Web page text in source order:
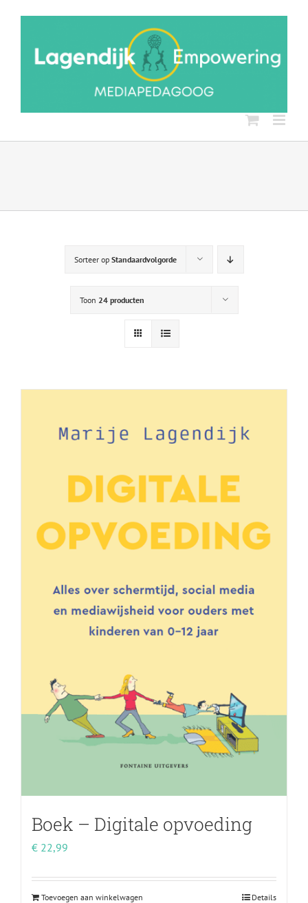
Sorteer op Standaardvolgorde
Toon 24 producten
Boek – Digitale opvoeding
€ 22,99
Toevoegen aan winkelwagen Details